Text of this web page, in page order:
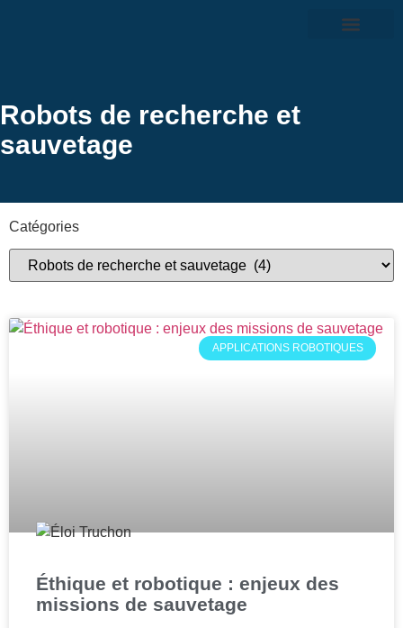
Robots de recherche et
sauvetage
Catégories
APPLICATIONS ROBOTIQUES
Éthique et robotique : enjeux des
missions de sauvetage